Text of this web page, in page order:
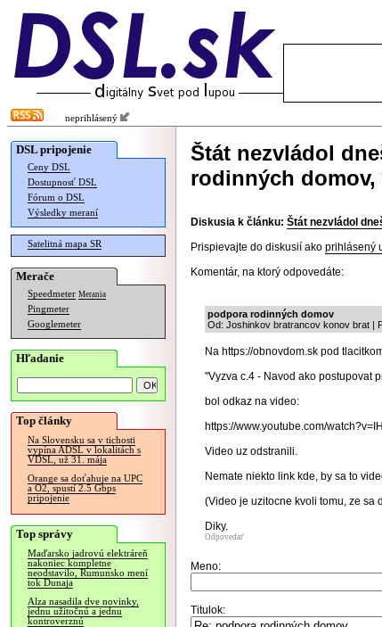
neprihlásený
DSL pripojenie
Ceny DSL
Dostupnosť DSL
Fórum o DSL
Výsledky meraní
Satelitná mapa SR
Merače
Speedmeter Merania
Pingmeter
Googlemeter
Hľadanie
Top články
Na Slovensku sa v tichosti
vypína ADSL v lokalitách s
VDSL, už 31. mája
Orange sa doťahuje na UPC
a O2, spustí 2.5 Gbps
pripojenie
Top správy
Maďarsko jadrovú elektráreň
nakoniec kompletne
neodstavilo, Rumunsko mení
tok Dunaja
Alza nasadila dve novinky,
jednu užitočnú a jednu
kontroverznú
Štát nezvládol
rodinných
Diskusia k článku: Štát nezvládol
Prispievajte do diskusií ako prihlásený
Komentár, na ktorý odpovedáte:
podpora rodinných domov
Od: Joshinkov bratrancov konov brat |
Na https://obnovdom.sk pod
"Vyzva c.4 - Navod ako postupovat
bol odkaz na video:
https://www.youtube.com/
Video uz odstranili.
Nemate niekto link kde, by sa to
(Video je uzitocne kvoli tomu, ze sa
Diky.
Odpovedať
Meno:
Titulok: